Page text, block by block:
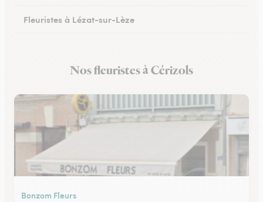
Fleuristes à Lézat-sur-Lèze
Nos fleuristes à Cérizols
Bonzom Fleurs